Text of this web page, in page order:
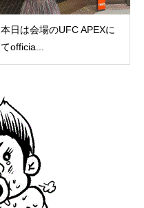
本日は会場のUFC APEXに
てofficia...